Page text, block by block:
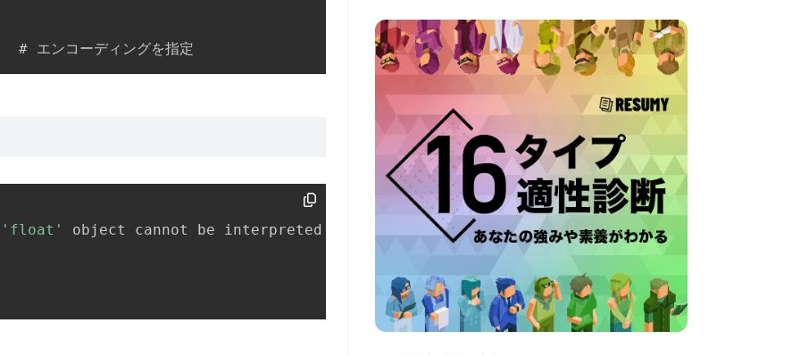
  # エンコーディングを指定
'float' object cannot be interpreted an integer